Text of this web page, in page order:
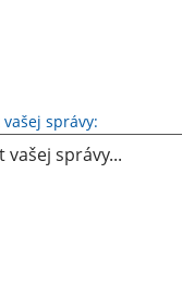
vašej správy: Text